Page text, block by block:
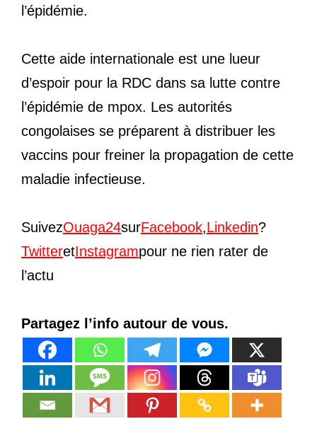
l’épidémie.
Cette aide internationale est une lueur
d’espoir pour la RDC dans sa lutte contre
l’épidémie de mpox. Les autorités
congolaises se préparent à distribuer les
vaccins pour freiner la propagation de cette
maladie infectieuse.
SuivezOuaga24surFacebook,Linkedin?
TwitteretInstagrampour ne rien rater de
l’actu
Partagez l’info autour de vous.